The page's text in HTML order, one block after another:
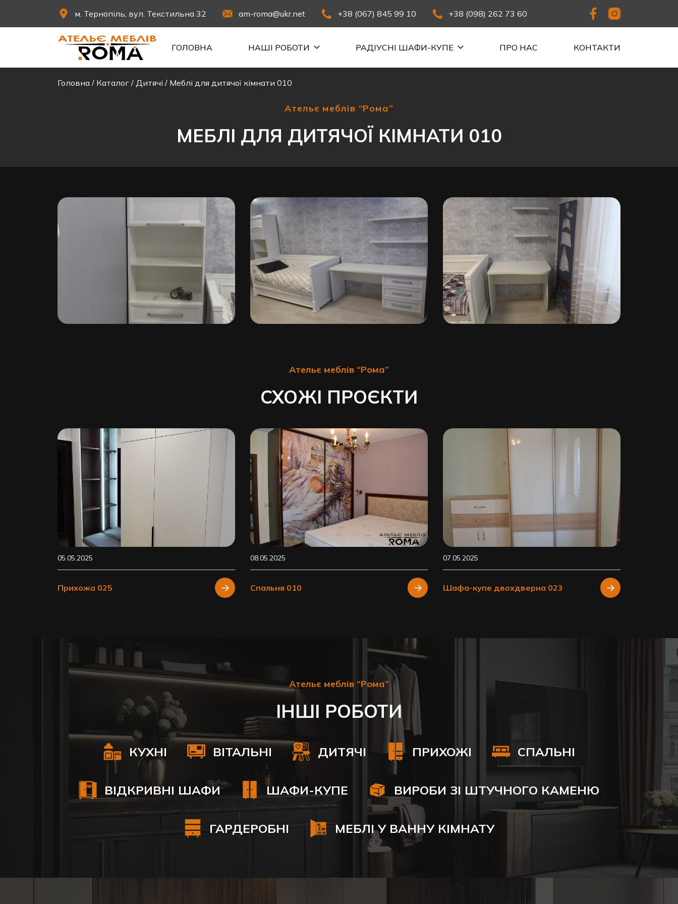
м. Тернопіль, вул. Текстильна 32 am-roma@ukr.net +38 (067) 845 99 10 +38 (098) 262 73 60
ГОЛОВНА НАШІ РОБОТИ РАДІУСНІ ШАФИ-КУПЕ ПРО НАС КОНТАКТИ
Головна / Каталог / Дитячі / Меблі для дитячої кімнати 010
Ательє меблів “Рома”
МЕБЛІ ДЛЯ ДИТЯЧОЇ КІМНАТИ 010
Ательє меблів “Рома”
СХОЖІ ПРОЄКТИ
05.05.2025
Прихожа 025
08.05.2025
Спальня 010
07.05.2025
Шафа-купе двохдверна 023
Ательє меблів “Рома”
ІНШІ РОБОТИ
КУХНІ ВІТАЛЬНІ ДИТЯЧІ ПРИХОЖІ СПАЛЬНІ
ВІДКРИВНІ ШАФИ ШАФИ-КУПЕ ВИРОБИ ЗІ ШТУЧНОГО КАМЕНЮ
ГАРДЕРОБНІ МЕБЛІ У ВАННУ КІМНАТУ